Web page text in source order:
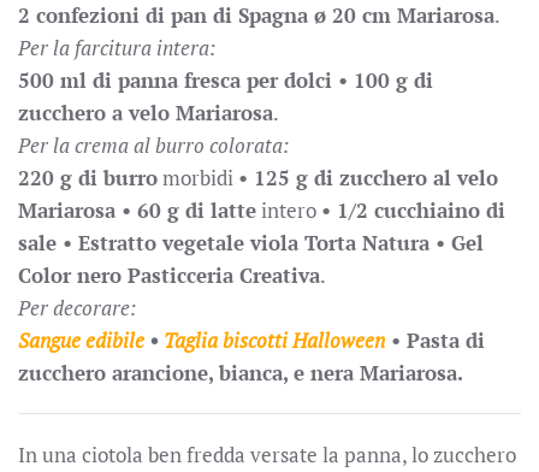
2 confezioni di pan di Spagna ø 20 cm Mariarosa.
Per la farcitura intera:
500 ml di panna fresca per dolci • 100 g di
zucchero a velo Mariarosa.
Per la crema al burro colorata:
220 g di burromorbidi • 125 g di zucchero al velo
Mariarosa • 60 g di latte intero • 1/2 cucchiaino di
sale • Estratto vegetale viola Torta Natura • Gel
Color nero Pasticceria Creativa.
Per decorare:
Sangue edibile • Taglia biscotti Halloween • Pasta di
zucchero arancione, bianca, e nera Mariarosa.
In una ciotola ben fredda versate la panna, lo zucchero